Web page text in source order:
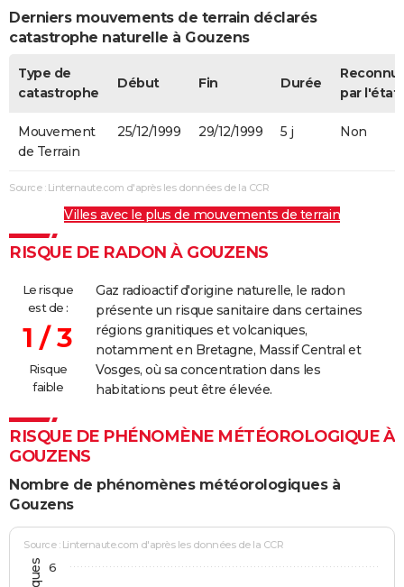
Derniers mouvements de terrain déclarés
catastrophe naturelle à Gouzens
Type de
catastrophe
Début Fin Durée
par l'état
Mouvement
de Terrain
25/12/1999 29/12/1999 5 j Non
Source : Linternaute.com d'après les données de la CCR
Villes avec le plus de mouvements de terrain
RISQUE DE RADON À GOUZENS
Le risque
est de :
1 / 3
Risque
faible
Gaz radioactif d'origine naturelle, le radon
présente un risque sanitaire dans certaines
régions granitiques et volcaniques,
notamment en Bretagne, Massif Central et
Vosges, où sa concentration dans les
habitations peut être élevée.
RISQUE DE PHÉNOMÈNE MÉTÉOROLOGIQUE À
GOUZENS
Nombre de phénomènes météorologiques à
Gouzens
Source : Linternaute.com d'après les données de la CCR
6